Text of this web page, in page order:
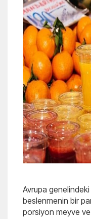
Avrupa
beslenmenin bir
porsiyon meyve